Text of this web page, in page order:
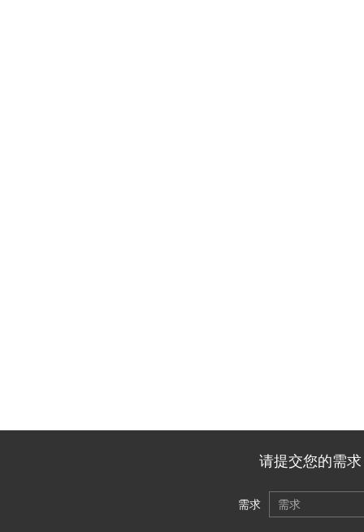
请提交您的需
需求